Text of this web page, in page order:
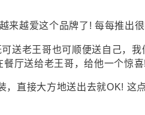
来越爱这个品牌了! 每每推出
送老王哥也可顺便送自己，我
厅送给老王哥，给他一个惊喜!
，直接大方地送出去就OK! 这